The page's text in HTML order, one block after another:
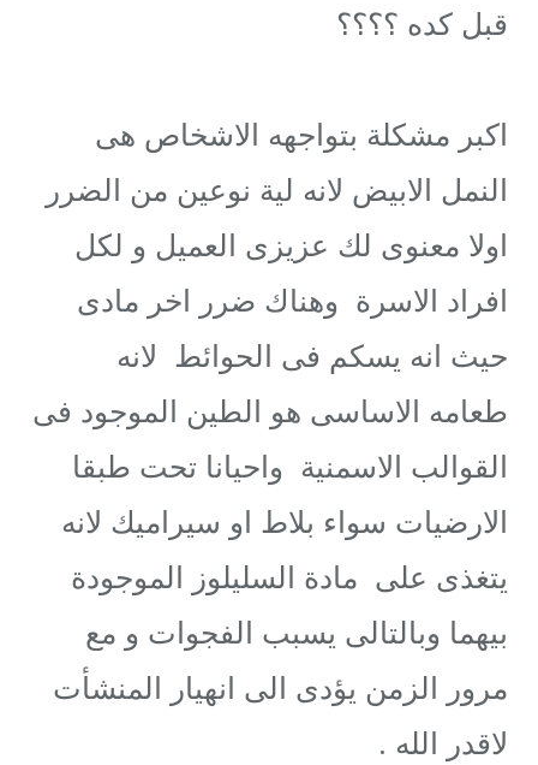
قبل كده ؟؟؟؟
اكبر مشكلة بتواجهه الاشخاص هى
النمل الابيض لانه لية نوعين من الضرر
اولا معنوى لك عزيزى العميل و لكل
افراد الاسرة وهناك ضرر اخر مادى
حيث انه يسكم فى الحوائط لانه
طعامه الاساسى هو الطين الموجود فى
القوالب الاسمنية واحيانا تحت طبقا
الارضيات سواء بلاط او سيراميك لانه
يتغذى على مادة السليلوز الموجودة
بيهما وبالتالى يسبب الفجوات و مع
مرور الزمن يؤدى الى انهيار المنشأت
لاقدر الله .